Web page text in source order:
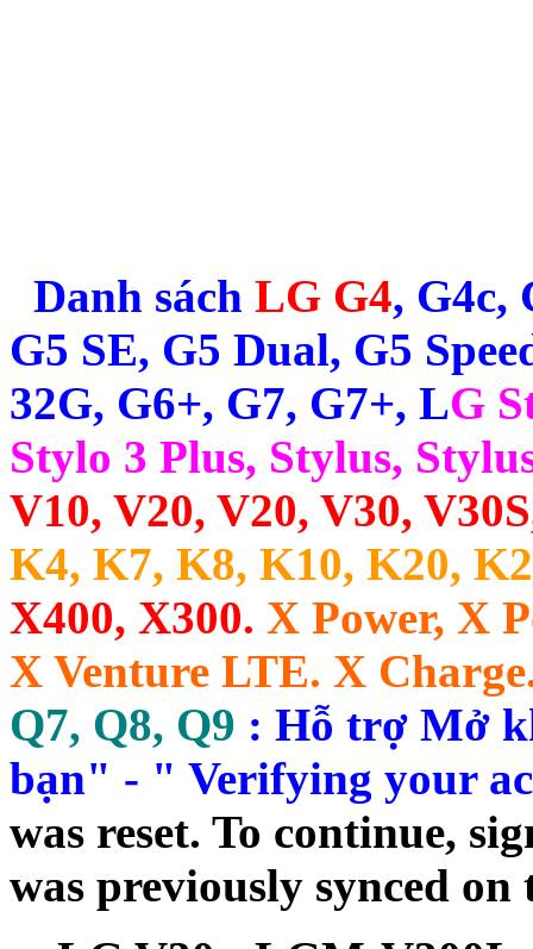
Danh sách LG G4, G4c,
G5 SE, G5 Dual, G5
32G, G6+, G7, G7+, LG
Stylo 3 Plus, Stylus,
V10, V20, V20, V30,
K4, K7, K8, K10, K20,
X400, X300. X Power, X
X Venture LTE. X
Q7, Q8, Q9 : Hỗ trợ Mở
bạn" - " Verifying your
was reset. To continue,
was previously synced on